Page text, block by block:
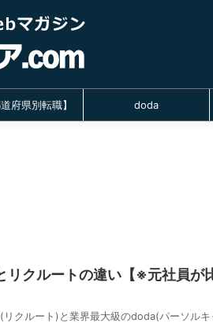
道府県別転職】 doda
クルートの違い【※元社員が
クルート)と業界最大級のdoda(パーソルキ